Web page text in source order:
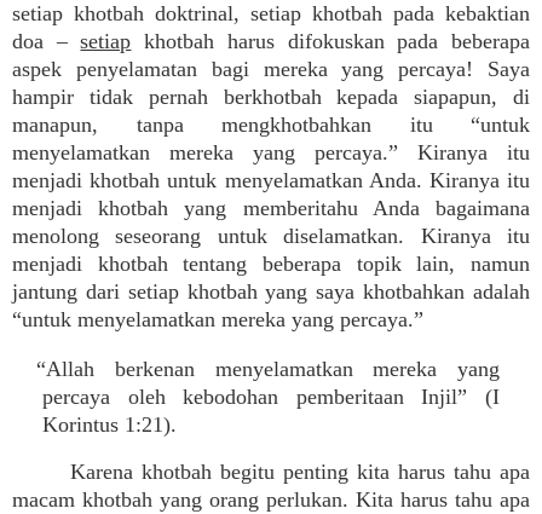
setiap khotbah doktrinal, setiap khotbah pada kebaktian
doa –setiap khotbah harus difokuskan pada beberapa
aspek penyelamatan bagi mereka yang percaya! Saya
hampir tidak pernah berkhotbah kepada siapapun, di
manapun, tanpa mengkhotbahkan itu “untuk
menyelamatkan mereka yang percaya.” Kiranya itu
menjadi khotbah untuk menyelamatkan Anda. Kiranya itu
menjadi khotbah yang memberitahu Anda bagaimana
menolong seseorang untuk diselamatkan. Kiranya itu
menjadi khotbah tentang beberapa topik lain, namun
jantung dari setiap khotbah yang saya khotbahkan adalah
“untuk menyelamatkan mereka yang percaya.”
“Allah berkenan menyelamatkan mereka yang
percaya oleh kebodohan pemberitaan Injil” (I
Korintus 1:21).
Karena khotbah begitu penting kita harus tahu apa
macam khotbah yang orang perlukan. Kita harus tahu apa